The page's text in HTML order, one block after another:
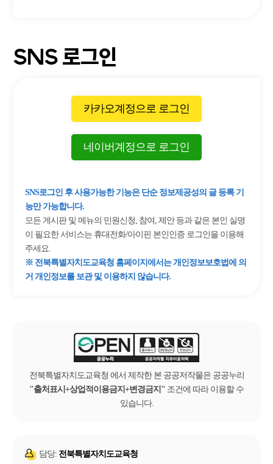
SNS 로그인
카카오계정으로 로그인
네이버계정으로 로그인
SNS로그인 후 사용가능한 기능은 단순 정보제공성의 글 등록 기
능만 가능합니다.
모든 게시판 및 메뉴의 민원신청, 참여, 제안 등과 같은 본인 실명
이 필요한 서비스는 휴대전화/아이핀 본인인증 로그인을 이용해
주세요.
※ 전북특별자치도교육청 홈페이지에서는 개인정보보호법에 의
거 개인정보를 보관 및 이용하지 않습니다.
전북특별자치도교육청 에서 제작한 본 공공저작물은 공공누리
출처표시+상업적이용금지+변경금지
조건에 따라 이용할 수
있습니다.
담당: 전북특별자치도교육청